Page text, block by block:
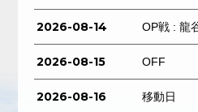
2026-08-14 OP戦 : 龍
2026-08-15 OFF
2026-08-16 移動日